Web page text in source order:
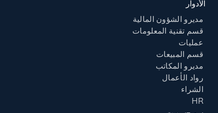
الأدوار
مديرو الشؤون المالية
قسم تقنية المعلومات
عمليات
قسم المبيعات
مديرو المكاتب
رواد الأعمال
الشراء
HR